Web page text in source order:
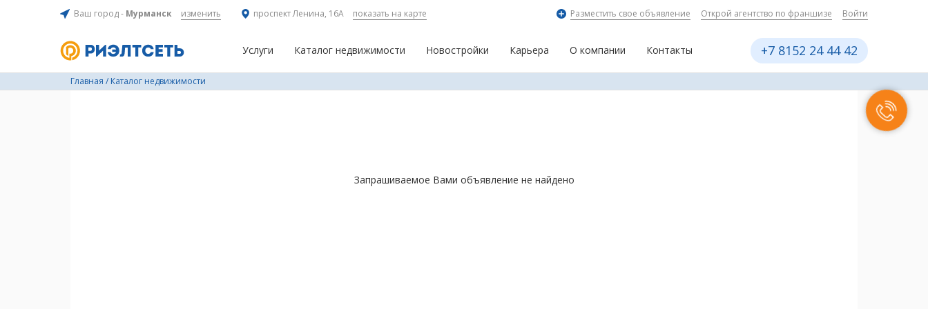
Ваш город - Мурманск изменить проспект Ленина, 16А показать на карте Разместить свое объявление Открой агентство по франшизе Войти
Услуги Каталог недвижимости Новостройки Карьера О компании Контакты +7 8152 24 44 42
Главная / Каталог недвижимости
Запрашиваемое Вами объявление не найдено